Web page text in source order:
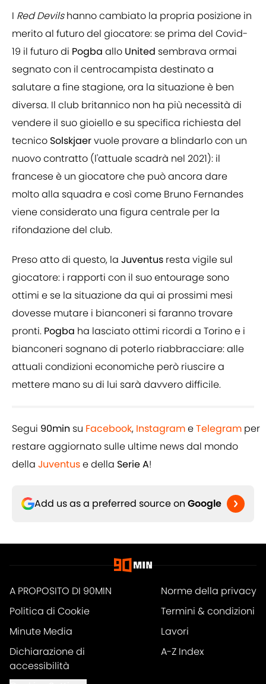
I Red Devilshanno cambiato la propria posizione in
merito al futuro del giocatore: se prima del Covid-
19 il futuro di Pogba allo United sembrava ormai
segnato con il centrocampista destinato a
salutare a fine stagione, ora la situazione è ben
diversa. Il club britannico non ha più necessità di
vendere il suo gioiello e su specifica richiesta del
tecnico Solskjaervuole provare a blindarlo con un
nuovo contratto (l'attuale scadrà nel 2021): il
francese è un giocatore che può ancora dare
molto alla squadra e così come Bruno Fernandes
viene considerato una figura centrale per la
rifondazione del club.
Preso atto di questo, la Juventus resta vigile sul
giocatore: i rapporti con il suo entourage sono
ottimi e se la situazione da qui ai prossimi mesi
dovesse mutare i bianconeri si faranno trovare
pronti. Pogba ha lasciato ottimi ricordi a Torino e i
bianconeri sognano di poterlo riabbracciare: alle
attuali condizioni economiche però riuscire a
mettere mano su di lui sarà davvero difficile.
Segui 90min su Facebook, InstagrameTelegram per
restare aggiornato sulle ultime news dal mondo
della Juventuse della Serie A!
Add us as a preferred source on Google
A PROPOSITO DI 90MIN
Norme della privacy
Politica di Cookie
Termini & condizioni
Minute Media
Lavori
Dichiarazione di
accessibilità
A-Z Index